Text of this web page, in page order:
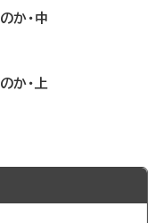
か・中
か・上